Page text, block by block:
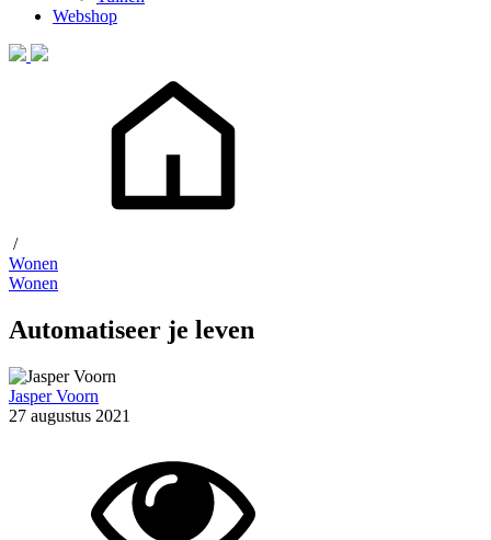
Webshop
/
Wonen
Wonen
Automatiseer je leven
Jasper Voorn
27 augustus 2021